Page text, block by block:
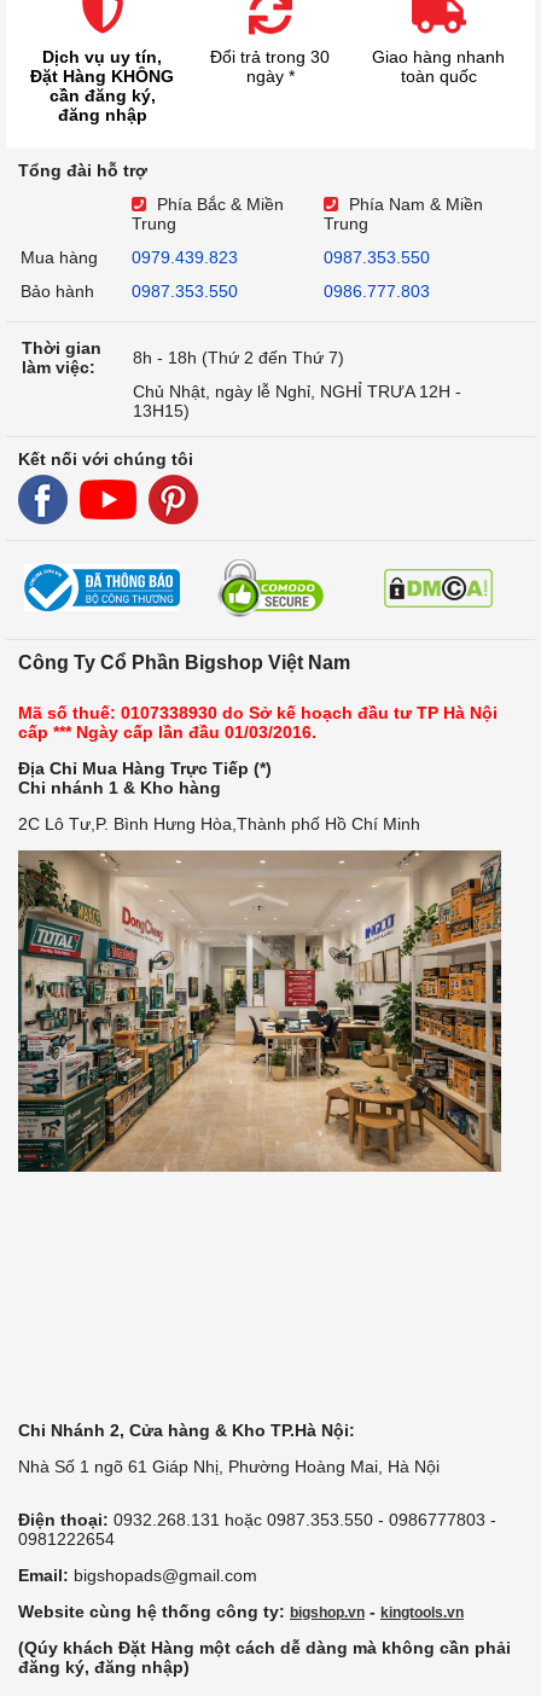
Dịch vụ uy tín,
Đặt Hàng KHÔNG
cần đăng ký,
đăng nhập
Đổi trả trong 30
ngày *
Giao hàng nhanh
toàn quốc
Tổng đài hỗ trợ
Phía Bắc & Miền
Trung
Phía Nam & Miền
Trung
Mua hàng
0979.439.823
0987.353.550
Bảo hành
0987.353.550 0986.777.803
Thời gian
làm việc:
8h - 18h (Thứ 2 đến Thứ 7)
Chủ Nhật, ngày lễ Nghỉ, NGHỈ TRƯA 12H -
13H15)
Kết nối với chúng tôi
Công Ty Cổ Phần Bigshop Việt Nam
Mã số thuế: 0107338930 do Sở kế hoạch đầu tư TP Hà Nội
cấp *** Ngày cấp lần đầu 01/03/2016.
Địa Chỉ Mua Hàng Trực Tiếp (*)
Chi nhánh 1 & Kho hàng
2C Lô Tư,P. Bình Hưng Hòa,Thành phố Hồ Chí Minh
Chi Nhánh 2, Cửa hàng & Kho TP.Hà Nội:
Nhà Số 1 ngõ 61 Giáp Nhị, Phường Hoàng Mai, Hà Nội
Điện thoại: 0932.268.131 hoặc 0987.353.550 - 0986777803 -
0981222654
Email: bigshopads@gmail.com
Website cùng hệ thống công ty: bigshop.vn - kingtools.vn
(Qúy khách Đặt Hàng một cách dễ dàng mà không cần phải
đăng ký, đăng nhập)